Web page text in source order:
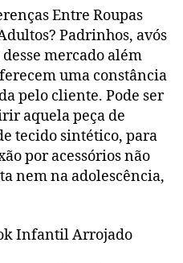
Entre Roupas
Padrinhos, avós
mercado além
uma constância
pelo cliente. Pode ser
aquela peça de
tecido sintético, para
por acessórios não
nem na adolescência,
Infantil Arrojado